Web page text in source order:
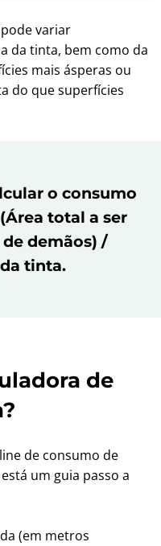
variar
da tinta, bem como da
mais ásperas ou
do que superfícies
o consumo
total a ser
demãos) /
tinta.
de
de consumo de
um guia passo a
(em metros